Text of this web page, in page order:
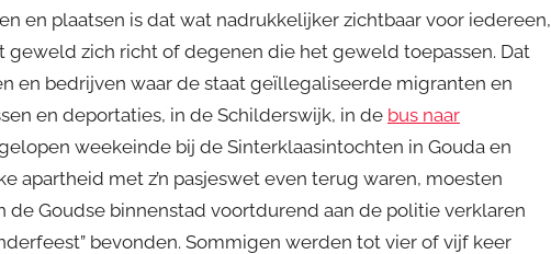
en plaatsen is dat wat nadrukkelijker zichtbaar voor iedereen,
zich richt of degenen die het geweld toepassen. Dat
en bedrijven waar de staat geïllegaliseerde migranten en
en deportaties, in de Schilderswijk, in de bus naar
weekeinde bij de Sinterklaasintochten in Gouda en
apartheid met z’n pasjeswet even terug waren, moesten
Goudse binnenstad voortdurend aan de politie verklaren
bevonden. Sommigen werden tot vier of vijf keer